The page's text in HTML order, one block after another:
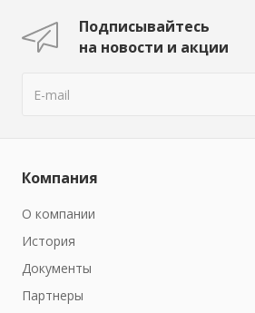
Подписывайтесь
на новости и акции
Компания
О компании
История
Документы
Партнеры